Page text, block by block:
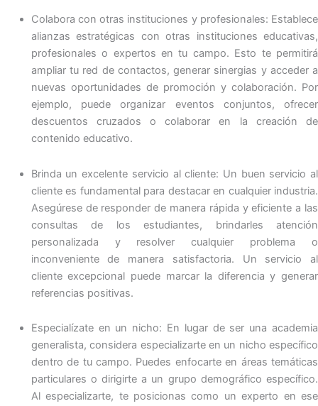
Colabora con otras instituciones y profesionales: Establece
alianzas estratégicas con otras instituciones educativas,
profesionales o expertos en tu campo. Esto te permitirá
ampliar tu red de contactos, generar sinergias y acceder a
nuevas oportunidades de promoción y colaboración. Por
ejemplo, puede organizar eventos conjuntos, ofrecer
descuentos cruzados o colaborar en la creación de
contenido educativo.
Brinda un excelente servicio al cliente: Un buen servicio al
cliente es fundamental para destacar en cualquier industria.
Asegúrese de responder de manera rápida y eficiente a las
consultas de los estudiantes, brindarles atención
personalizada y resolver cualquier problema o
inconveniente de manera satisfactoria. Un servicio al
cliente excepcional puede marcar la diferencia y generar
referencias positivas.
Especialízate en un nicho: En lugar de ser una academia
generalista, considera especializarte en un nicho específico
dentro de tu campo. Puedes enfocarte en áreas temáticas
particulares o dirigirte a un grupo demográfico específico.
Al especializarte, te posicionas como un experto en ese